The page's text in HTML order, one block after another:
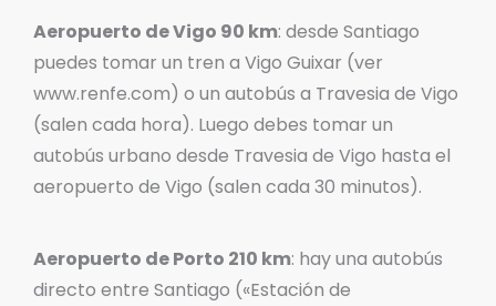
Aeropuerto de Vigo 90 km: desde Santiago
puedes tomar un tren a Vigo Guixar (ver
www.renfe.com) o un autobús a Travesia de Vigo
(salen cada hora). Luego debes tomar un
autobús urbano desde Travesia de Vigo hasta el
aeropuerto de Vigo (salen cada 30 minutos).
Aeropuerto de Porto 210 km: hay una autobús
directo entre Santiago («Estación de